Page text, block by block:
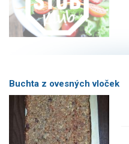
Buchta z ovesných vloček